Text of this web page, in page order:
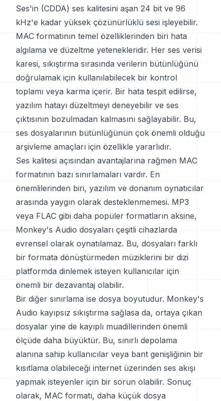
Ses'in (CDDA) ses kalitesini aşan 24 bit ve 96
kHz'e kadar yüksek çözünürlüklü sesi işleyebilir.
MAC formatının temel özelliklerinden biri hata
algılama ve düzeltme yetenekleridir. Her ses verisi
karesi, sıkıştırma sırasında verilerin bütünlüğünü
doğrulamak için kullanılabilecek bir kontrol
toplamı veya karma içerir. Bir hata tespit edilirse,
yazılım hatayı düzeltmeyi deneyebilir ve ses
çıktısının bozulmadan kalmasını sağlayabilir. Bu,
ses dosyalarının bütünlüğünün çok önemli olduğu
arşivleme amaçları için özellikle yararlıdır.
Ses kalitesi açısından avantajlarına rağmen MAC
formatının bazı sınırlamaları vardır. En
önemlilerinden biri, yazılım ve donanım oynatıcılar
arasında yaygın olarak desteklenmemesi. MP3
veya FLAC gibi daha popüler formatların aksine,
Monkey's Audio dosyaları çeşitli cihazlarda
evrensel olarak oynatılamaz. Bu, dosyaları farklı
bir formata dönüştürmeden müziklerini bir dizi
platformda dinlemek isteyen kullanıcılar için
önemli bir dezavantaj olabilir.
Bir diğer sınırlama ise dosya boyutudur. Monkey's
Audio kayıpsız sıkıştırma sağlasa da, ortaya çıkan
dosyalar yine de kayıplı muadillerinden önemli
ölçüde daha büyüktür. Bu, sınırlı depolama
alanına sahip kullanıcılar veya bant genişliğinin bir
kısıtlama olabileceği internet üzerinden ses akışı
yapmak isteyenler için bir sorun olabilir. Sonuç
olarak, MAC formatı, daha küçük dosya